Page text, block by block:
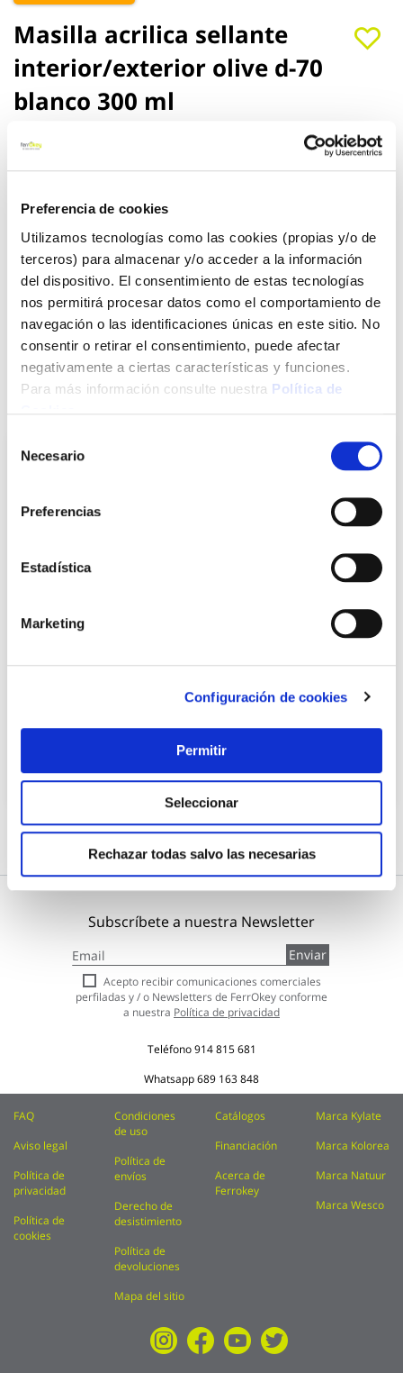
Preferencia de cookies
Utilizamos tecnologías como las cookies (propias y/o de
terceros) para almacenar y/o acceder a la información
del dispositivo. El consentimiento de estas tecnologías
nos permitirá procesar datos como el comportamiento de
navegación o las identificaciones únicas en este sitio. No
consentir o retirar el consentimiento, puede afectar
negativamente a ciertas características y funciones.
Para más información consulte nuestra Política de
Necesario
Preferencias
Estadística
Marketing
Configuración de cookies
Permitir
Seleccionar
Rechazar todas salvo las necesarias
Masilla acrilica sellante
interior/exterior olive d-70
blanco 300 ml
Ref:CF-116076
Silicona acetica con fungicidaSellante acrílico, pintable.Uso
de ventanas o puertas y obra, en relleno de grietas,
olor.Pintable.No contiene disolventes, isocianatos ni
siliconas.Buena resistencia a la radiación solar y al
envejecimiento.Buena adhesión sobre materiales de
obra.Apto para poliestireno expandido.Fácil aplicación y
alisado. Los útiles se limpian con agua.
de
galería
de
imágenes
Adhesivo sellador total tech 125 ml blanco ceys
7,43 €
Añadir al carrito
Subscríbete a nuestra Newsletter
a
nuestro
boletín
de
Enviar
Acepto recibir comunicaciones comerciales
perfiladas y / o Newsletters de FerrOkey conforme
a nuestra Política de privacidad
Teléfono914 815 681
Whatsapp689 163 848
FAQ
Aviso legal
Política de
privacidad
Política de
cookies
Condiciones
de uso
Política de
envíos
Derecho de
desistimiento
Política de
devoluciones
Mapa del sitio
Catálogos
Financiación
Acerca de
Ferrokey
Marca Kylate
Marca Kolorea
Marca Natuur
Marca Wesco